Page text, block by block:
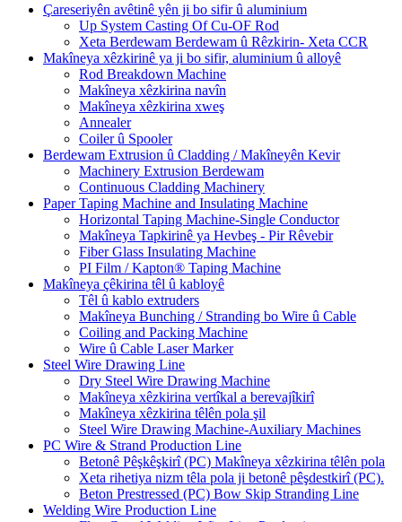
Çareseriyên avêtinê yên ji bo sifir û aluminium
Up System Casting Of Cu-OF Rod
Xeta Berdewam Berdewam û Rêzkirin- Xeta CCR
Makîneya xêzkirinê ya ji bo sifir, aluminium û alloyê
Rod Breakdown Machine
Makîneya xêzkirina navîn
Makîneya xêzkirina xweş
Annealer
Coiler û Spooler
Berdewam Extrusion û Cladding / Makîneyên Kevir
Machinery Extrusion Berdewam
Continuous Cladding Machinery
Paper Taping Machine and Insulating Machine
Horizontal Taping Machine-Single Conductor
Makîneya Tapkirinê ya Hevbeş - Pir Rêvebir
Fiber Glass Insulating Machine
PI Film / Kapton® Taping Machine
Makîneya çêkirina têl û kabloyê
Têl û kablo extruders
Makîneya Bunching / Stranding bo Wire û Cable
Coiling and Packing Machine
Wire û Cable Laser Marker
Steel Wire Drawing Line
Dry Steel Wire Drawing Machine
Makîneya xêzkirina vertîkal a berevajîkirî
Makîneya xêzkirina têlên pola şil
Steel Wire Drawing Machine-Auxiliary Machines
PC Wire & Strand Production Line
Betonê Pêşkêşkirî (PC) Makîneya xêzkirina têlên pola
Xeta rihetiya nizm têla pola ji betonê pêşdestkirî (PC).
Beton Prestressed (PC) Bow Skip Stranding Line
Welding Wire Production Line